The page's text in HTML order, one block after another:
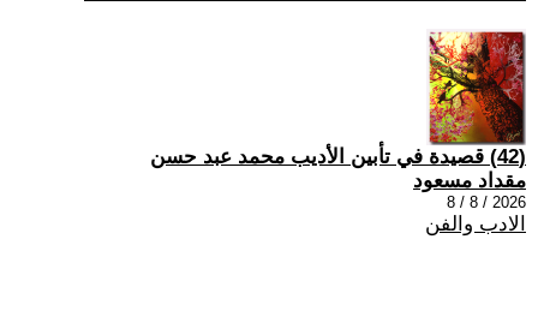
(42) قصيدة في تأبين الأديب محمد عبد حسن
مقداد مسعود
2026 / 8 / 8
الادب والفن